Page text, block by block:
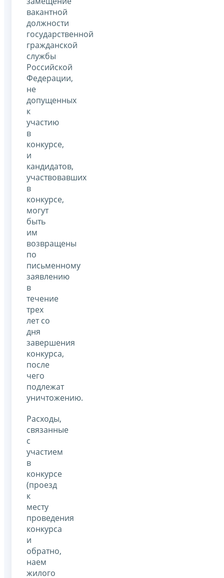
вакантной
должности
государственной
гражданской
службы
Российской
Федерации,
не
допущенных
к
участию
в
конкурсе,
и
кандидатов,
участвовавших
в
конкурсе,
могут
быть
им
возвращены
по
письменному
заявлению
в
течение
трех
лет со
дня
завершения
конкурса,
после
чего
подлежат
уничтожению.
Расходы,
связанные
с
участием
в
конкурсе
(проезд
к
месту
проведения
конкурса
и
обратно,
наем
жилого